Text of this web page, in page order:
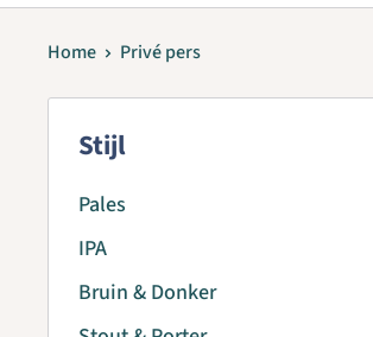
Home Privé pers
Stijl
Pales
IPA
Bruin & Donker